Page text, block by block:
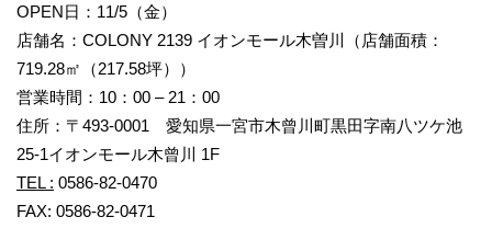
OPEN日：11/5（金）
店舗名：COLONY 2139 イオンモール木曽川（店舗面積：
719.28㎡（217.58坪））
営業時間：10：00 – 21：00
住所：〒493-0001 愛知県一宮市木曾川町黒田字南八ツケ池
25-1イオンモール木曾川 1F
TEL : 0586-82-0470
FAX: 0586-82-0471